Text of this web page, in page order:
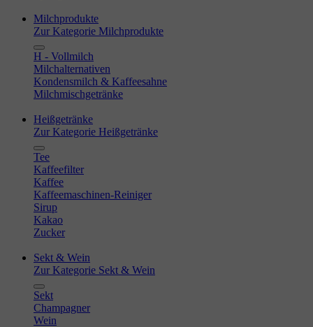
Milchprodukte
Zur Kategorie Milchprodukte
H - Vollmilch
Milchalternativen
Kondensmilch & Kaffeesahne
Milchmischgetränke
Heißgetränke
Zur Kategorie Heißgetränke
Tee
Kaffeefilter
Kaffee
Kaffeemaschinen-Reiniger
Sirup
Kakao
Zucker
Sekt & Wein
Zur Kategorie Sekt & Wein
Sekt
Champagner
Wein